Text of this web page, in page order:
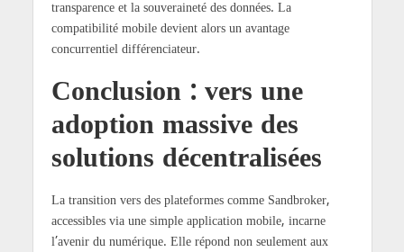
transparence et la souveraineté des données. La
compatibilité mobile devient alors un avantage
concurrentiel différenciateur.
Conclusion : vers une
adoption massive des
solutions décentralisées
La transition vers des plateformes comme Sandbroker,
accessibles via une simple application mobile, incarne
l’avenir du numérique. Elle répond non seulement aux